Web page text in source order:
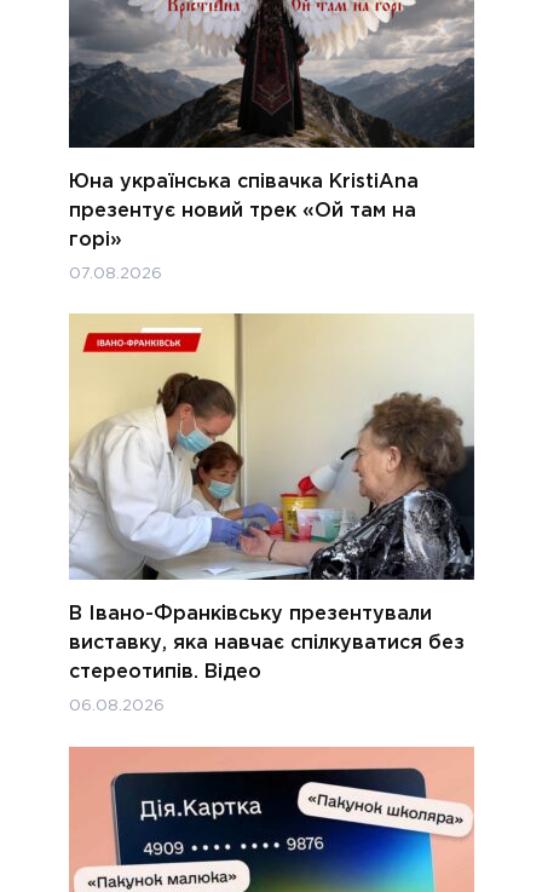
Юна українська співачка KristiAna
презентує новий трек «Ой там на
горі»
07.08.2026
В Івано-Франківську презентували
виставку, яка навчає спілкуватися без
стереотипів. Відео
06.08.2026